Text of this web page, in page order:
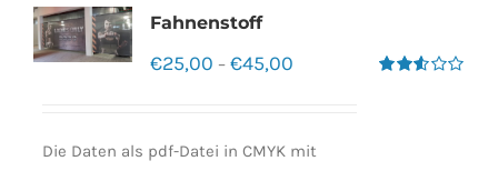
Fahnenstoff
€25,00 – €45,00
Die Daten als pdf-Datei in CMYK mit